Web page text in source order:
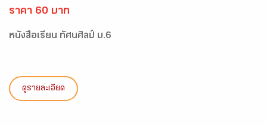
ราคา 60 บาท
หนังสือเรียน ทัศนศิลป์ ม.6
ดูรายละเอียด